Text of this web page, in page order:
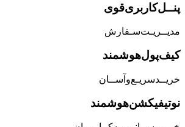
پنــل‌کاربری‌قوی
مدیــریـت‌سـفارش
کیف‌پول‌هوشمند
خریــد‌سریـع‌و‌آســان
نوتیفیکشن‌هوشمند